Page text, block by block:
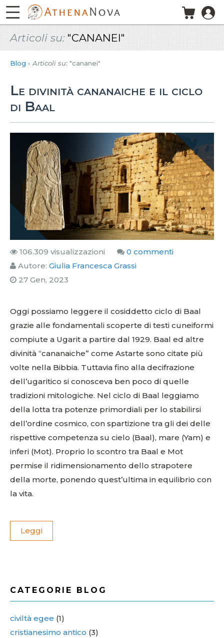
Salta al contenuto principale
Articoli su: "CANANEI"
Blog Articoli su: "cananei"
Le divinità cananaiche e il ciclo
di Baal
106.309 visualizzazioni
0 commenti
Autore: Giulia Francesca Grassi
27 Gen, 2023
Oggi possiamo leggere il cosiddetto ciclo di Baal
grazie alle fondamentali scoperte di testi cuneiformi
compiute a Ugarit a partire dal 1929. Baal ed altre
divinità “cananaiche” come Astarte sono citate più
volte nella Bibbia. Tuttavia fino alla decifrazione
dell’ugaritico si conosceva ben poco di quelle
tradizioni mitologiche. Nel ciclo di Baal leggiamo
della lotta tra potenze primordiali per lo stabilirsi
dell’ordine cosmico, con spartizione tra gli dei delle
rispettive competenza su cielo (Baal), mare (Yam) e
inferi (Mot). Proprio lo scontro tra Baal e Mot
permise il ridimensionamento dello strapotere
della morte, ponendo quest’ultima in equilibrio con
la vita.
Leggi
CATEGORIE BLOG
civiltà egee (1)
cristianesimo antico (3)